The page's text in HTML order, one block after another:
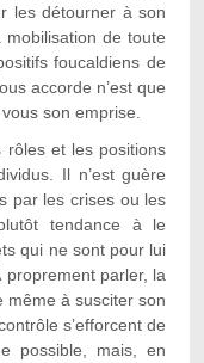
les détourner à son
de toute
foucaldiens de
accorde n’est que
son emprise.
rôles et les positions
Il n’est guère
par les crises ou les
tendance à le
qui ne sont pour lui
parler, la
même à susciter son
s’efforcent de
possible, mais, en